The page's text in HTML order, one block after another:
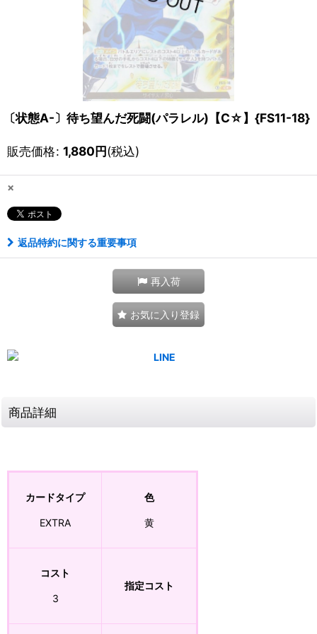
〔状態A-〕待ち望んだ死闘(パラレル)【C☆】{FS11-18}
販売価格: 1,880円(税込)
×
返品特約に関する重要事項
再入荷
お気に入り登録
商品詳細
カードタイプ
EXTRA
色
黄
コスト
3
指定コスト